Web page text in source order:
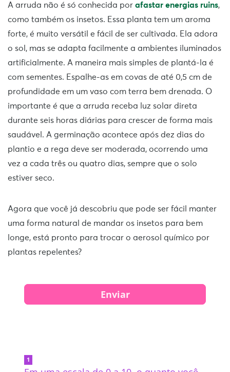
A arruda não é só conhecida por afastar energias ruins,
como também os insetos. Essa planta tem um aroma
forte, é muito versátil e fácil de ser cultivada. Ela adora
o sol, mas se adapta facilmente a ambientes iluminados
artificialmente. A maneira mais simples de plantá-la é
com sementes. Espalhe-as em covas de até 0,5 cm de
profundidade em um vaso com terra bem drenada. O
importante é que a arruda receba luz solar direta
durante seis horas diárias para crescer de forma mais
saudável. A germinação acontece após dez dias do
plantio e a rega deve ser moderada, ocorrendo uma
vez a cada três ou quatro dias, sempre que o solo
estiver seco.
Agora que você já descobriu que pode ser fácil manter
uma forma natural de mandar os insetos para bem
longe, está pronto para trocar o aerosol químico por
plantas repelentes?